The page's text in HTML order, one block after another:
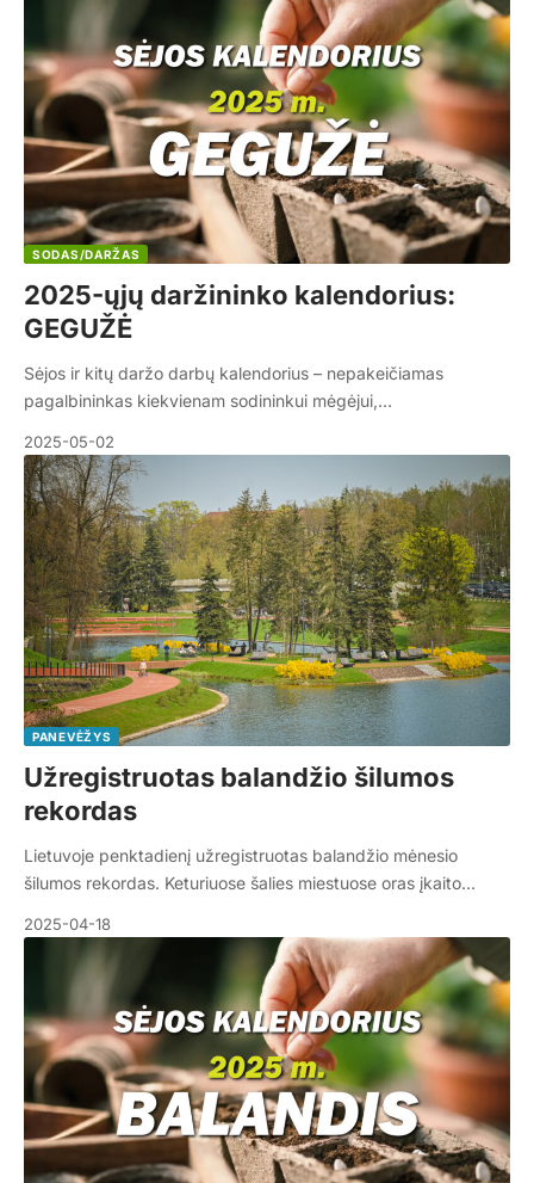
SODAS/DARŽAS
2025-ųjų daržininko kalendorius:
GEGUŽĖ
Sėjos ir kitų daržo darbų kalendorius – nepakeičiamas
pagalbininkas kiekvienam sodininkui mėgėjui,…
2025-05-02
PANEVĖŽYS
Užregistruotas balandžio šilumos
rekordas
Lietuvoje penktadienį užregistruotas balandžio mėnesio
šilumos rekordas. Keturiuose šalies miestuose oras įkaito…
2025-04-18